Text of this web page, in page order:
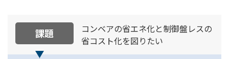
課題
コンベアの省エネ化と制御盤レスの
省コスト化を図りたい